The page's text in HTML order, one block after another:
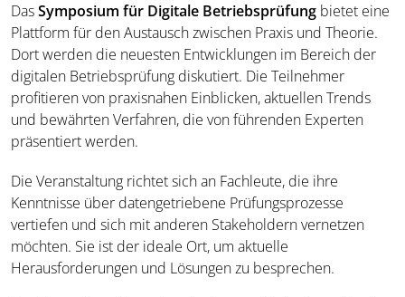
DasSymposium für Digitale Betriebsprüfung bietet eine
Plattform für den Austausch zwischen Praxis und Theorie.
Dort werden die neuesten Entwicklungen im Bereich der
digitalen Betriebsprüfung diskutiert. Die Teilnehmer
profitieren von praxisnahen Einblicken, aktuellen Trends
und bewährten Verfahren, die von führenden Experten
präsentiert werden.
Die Veranstaltung richtet sich an Fachleute, die ihre
Kenntnisse über datengetriebene Prüfungsprozesse
vertiefen und sich mit anderen Stakeholdern vernetzen
möchten. Sie ist der ideale Ort, um aktuelle
Herausforderungen und Lösungen zu besprechen.